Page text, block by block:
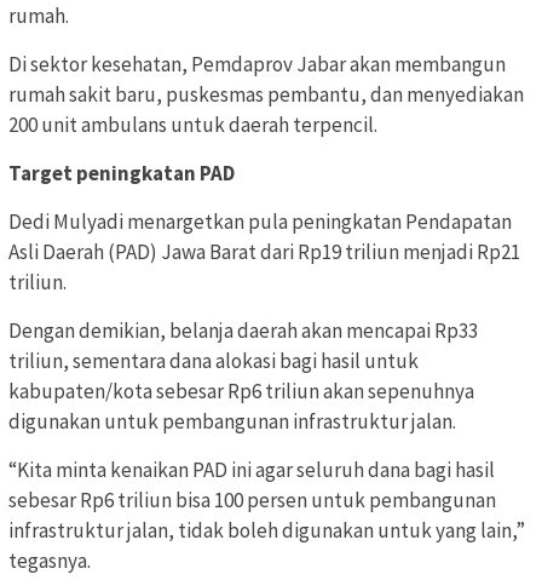
rumah.
Di sektor kesehatan, Pemdaprov Jabar akan membangun
rumah sakit baru, puskesmas pembantu, dan menyediakan
200 unit ambulans untuk daerah terpencil.
Target peningkatan PAD
Dedi Mulyadi menargetkan pula peningkatan Pendapatan
Asli Daerah (PAD) Jawa Barat dari Rp19 triliun menjadi Rp21
triliun.
Dengan demikian, belanja daerah akan mencapai Rp33
triliun, sementara dana alokasi bagi hasil untuk
kabupaten/kota sebesar Rp6 triliun akan sepenuhnya
digunakan untuk pembangunan infrastruktur jalan.
“Kita minta kenaikan PAD ini agar seluruh dana bagi hasil
sebesar Rp6 triliun bisa 100 persen untuk pembangunan
infrastruktur jalan, tidak boleh digunakan untuk yang lain,”
tegasnya.